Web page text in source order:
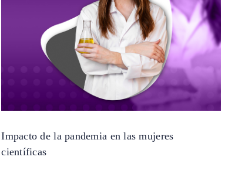
Impacto de la pandemia en las mujeres
científicas